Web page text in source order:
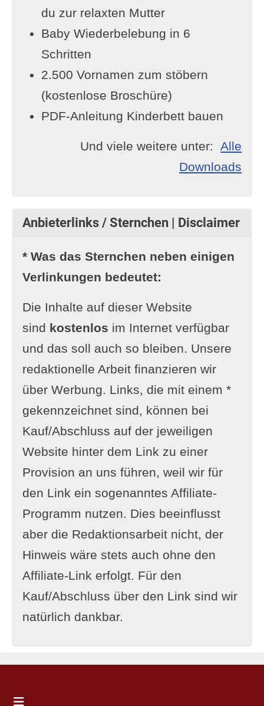
du zur relaxten Mutter
Baby Wiederbelebung in 6
Schritten
2.500 Vornamen zum stöbern
(kostenlose Broschüre)
PDF-Anleitung Kinderbett bauen
Und viele weitere unter:Alle
Downloads
Anbieterlinks / Sternchen | Disclaimer
* Was das Sternchen neben einigen
Verlinkungen bedeutet:
Die Inhalte auf dieser Website
sind kostenlos im Internet verfügbar
und das soll auch so bleiben. Unsere
redaktionelle Arbeit finanzieren wir
über Werbung. Links, die mit einem *
gekennzeichnet sind, können bei
Kauf/Abschluss auf der jeweiligen
Website hinter dem Link zu einer
Provision an uns führen, weil wir für
den Link ein sogenanntes Affiliate-
Programm nutzen. Dies beeinflusst
aber die Redaktionsarbeit nicht, der
Hinweis wäre stets auch ohne den
Affiliate-Link erfolgt. Für den
Kauf/Abschluss über den Link sind wir
natürlich dankbar.